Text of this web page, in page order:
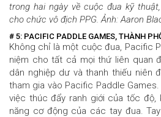
trong hai ngày về cuộc đua kỹ
cho chức vô địch PPG. Ảnh: Aaron
# 5: PACIFIC PADDLE GAMES, THÀNH
Không chỉ là một cuộc đua, Pacific
niệm cho tất cả mọi thứ liên quan
dân nghiệp dư và thanh thiếu niên
tham gia vào Pacific Paddle
việc thúc đẩy ranh giới của tốc độ,
năng cơ động của các tay đua.